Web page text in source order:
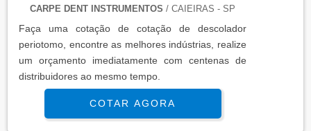
CARPE DENT INSTRUMENTOS / CAIEIRAS - SP
Faça uma cotação de cotação de descolador
periotomo, encontre as melhores indústrias, realize
um orçamento imediatamente com centenas de
distribuidores ao mesmo tempo.
COTAR AGORA